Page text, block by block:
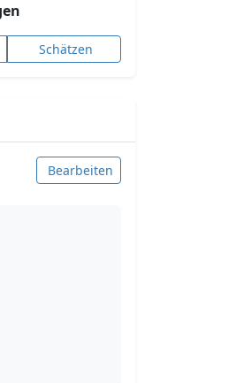
Schätzen
Bearbeiten